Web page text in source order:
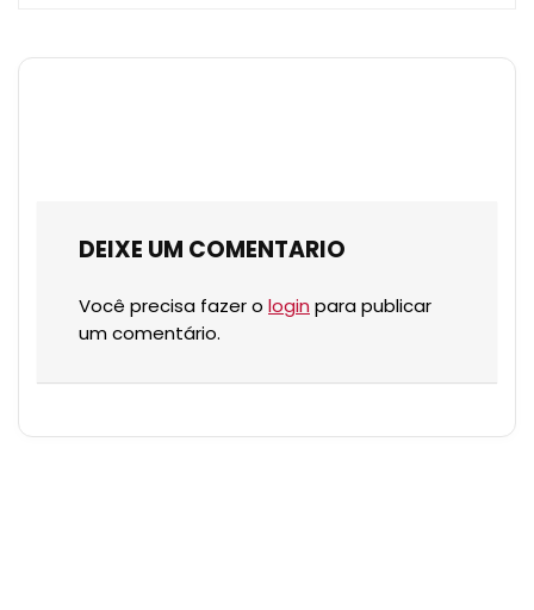
DEIXE UM COMENTARIO
Você precisa fazer o login para publicar
um comentário.